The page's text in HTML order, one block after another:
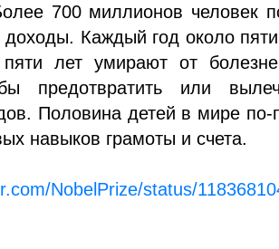
700 миллионов человек
доходы. Каждый год около
лет умирают от
предотвратить или
Половина детей в мире
навыков грамоты и счета.
NobelPrize/status/